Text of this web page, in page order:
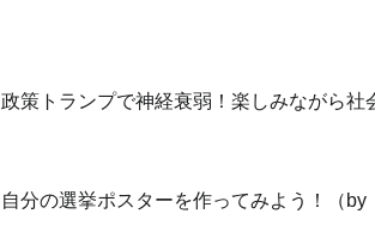
政策トランプで神経衰弱！楽しみながら社
自分の選挙ポスターを作ってみよう！（by